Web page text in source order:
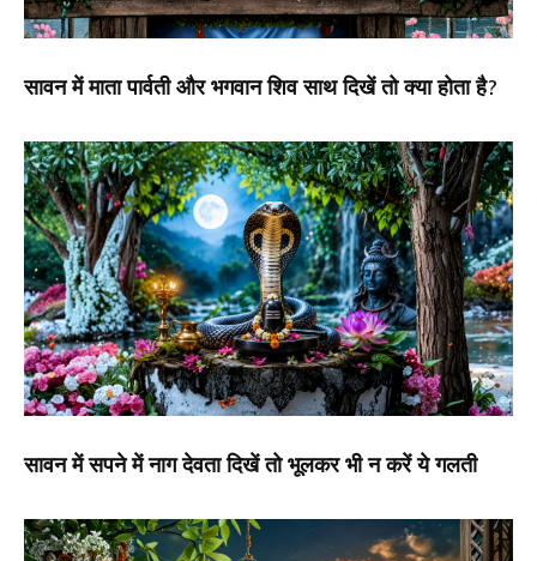
सावन में माता पार्वती और भगवान शिव साथ दिखें तो क्या होता है?
सावन में सपने में नाग देवता दिखें तो भूलकर भी न करें ये गलती